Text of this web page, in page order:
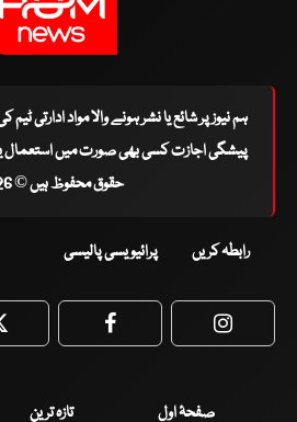
ہم نیوز پر شائع یا نشر ہونے والا مواد ادارتی
پیشگی اجازت کسی بھی صورت میں استعمال
حقوق محفوظ ہیں © 2026
رابطہ کریں پرائیویسی پالیسی
Twitter Facebook
صفحۂ اول تازہ ترین